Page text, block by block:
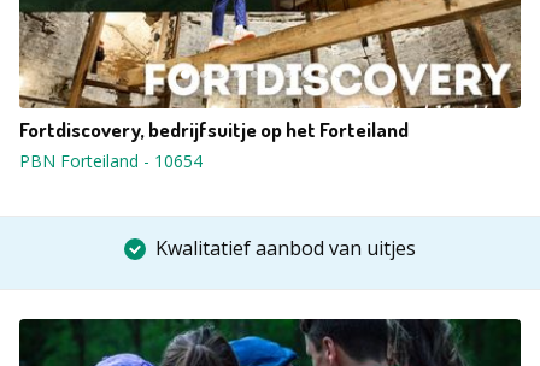
Fortdiscovery, bedrijfsuitje op het Forteiland
PBN Forteiland - 10654
Kwalitatief aanbod van uitjes